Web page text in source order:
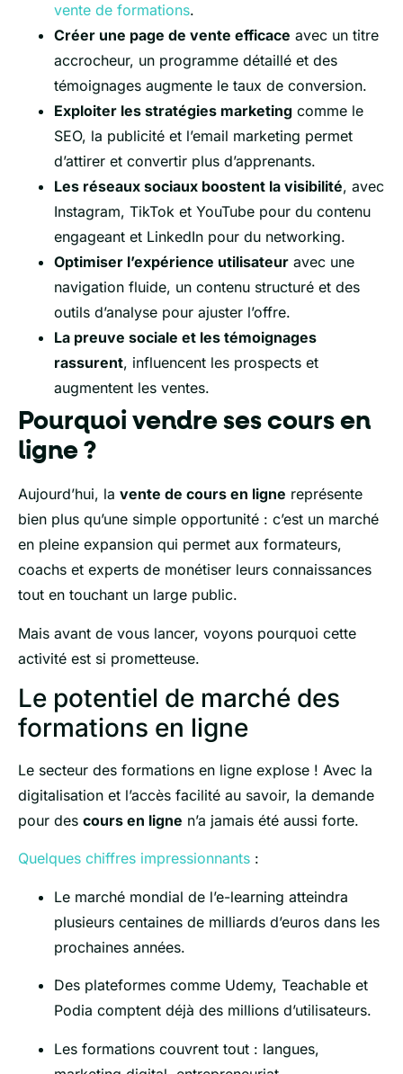
vente de formations.
Créer une page de vente efficace avec un titre
accrocheur, un programme détaillé et des
témoignages augmente le taux de conversion.
Exploiter les stratégies marketing comme le
SEO, la publicité et l’email marketing permet
d’attirer et convertir plus d’apprenants.
Les réseaux sociaux boostent la visibilité, avec
Instagram, TikTok et YouTube pour du contenu
engageant et LinkedIn pour du networking.
Optimiser l’expérience utilisateur avec une
navigation fluide, un contenu structuré et des
outils d’analyse pour ajuster l’offre.
La preuve sociale et les témoignages
rassurent, influencent les prospects et
augmentent les ventes.
Pourquoi vendre ses cours en
ligne ?
Aujourd’hui, la vente de cours en ligne représente
bien plus qu’une simple opportunité : c’est un marché
en pleine expansion qui permet aux formateurs,
coachs et experts de monétiser leurs connaissances
tout en touchant un large public.
Mais avant de vous lancer, voyons pourquoi cette
activité est si prometteuse.
Le potentiel de marché des
formations en ligne
Le secteur des formations en ligne explose ! Avec la
digitalisation et l’accès facilité au savoir, la demande
pour des cours en ligne n’a jamais été aussi forte.
Quelques chiffres impressionnants :
Le marché mondial de l’e-learning atteindra
plusieurs centaines de milliards d’euros dans les
prochaines années.
Des plateformes comme Udemy, Teachable et
Podia comptent déjà des millions d’utilisateurs.
Les formations couvrent tout : langues,